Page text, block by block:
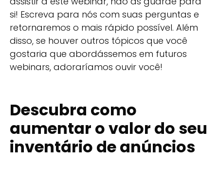
si! Escreva para nós com suas perguntas e
retornaremos o mais rápido possível. Além
disso, se houver outros tópicos que você
gostaria que abordássemos em futuros
webinars, adoraríamos ouvir você!
Descubra como
aumentar o valor do seu
inventário de anúncios